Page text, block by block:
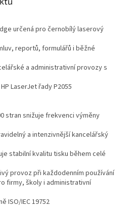
určená pro černobílý laserový
reportů, formulářů i běžné
a administrativní provozy s
LaserJet řady P2055
stran snižuje frekvenci výměny
a intenzivnější kancelářský
stabilní kvalitu tisku během celé
provoz při každodenním používání
firmy, školy i administrativní
ISO/IEC 19752